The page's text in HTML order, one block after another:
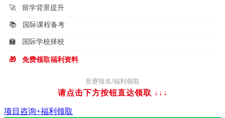
🚀 留学背景提升
📚 国际课程备考
🏫 国际学校择校
🎁 免费领取福利资料
竞赛报名/福利领取
请点击下方按钮直达领取 ↓↓↓
项目咨询+福利领取